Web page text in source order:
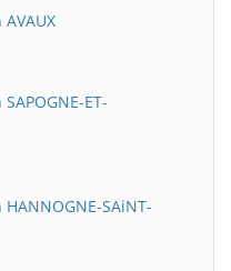
ET-
SAiNT-